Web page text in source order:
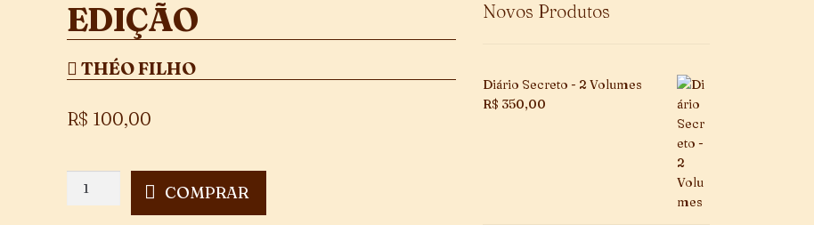
EDIÇÃO
THÉO FILHO
R$ 100,00
COMPRAR
Novos Produtos
Diário Secreto - 2 Volumes
R$ 350,00